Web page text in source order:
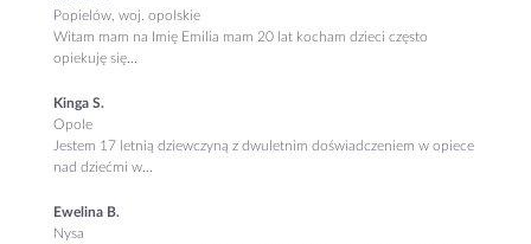
Popielów, woj. opolskie
Witam mam na Imię Emilia mam 20 lat kocham dzieci często
opiekuję się...
Kinga S.
Opole
Jestem 17 letnią dziewczyną z dwuletnim doświadczeniem w opiece
nad dziećmi w...
Ewelina B.
Nysa